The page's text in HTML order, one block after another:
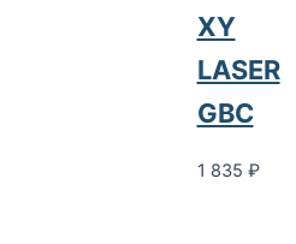
XY
LASER
GBC
1 835 ₽